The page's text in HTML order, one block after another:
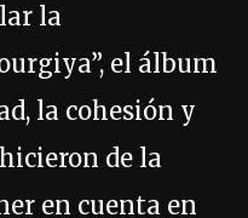
la
el álbum
la cohesión y
de la
en cuenta en